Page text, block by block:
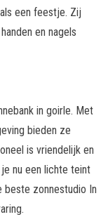
een feestje. Zij
en nagels
in goirle. Met
bieden ze
is vriendelijk en
nu een lichte teint
zonnestudio In